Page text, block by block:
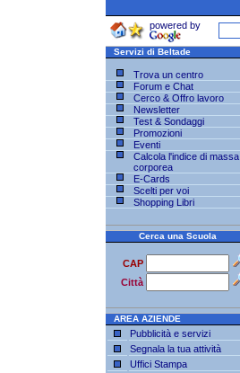
powered by
Servizi di Beltade
Trova un centro
Forum e Chat
Cerco & Offro lavoro
Newsletter
Test & Sondaggi
Promozioni
Eventi
Calcola l'indice di massa
corporea
E-Cards
Scelti per voi
Shopping Libri
Cerca una Scuola
CAP
Città
AREA AZIENDE
Pubblicità e servizi
Segnala la tua attività
Uffici Stampa